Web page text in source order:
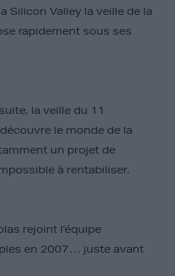
Silicon Valley la veille de la
rapidement sous ses
la veille du 11
le monde de la
un projet de
à rentabiliser.
rejoint l’équipe
en 2007… juste avant